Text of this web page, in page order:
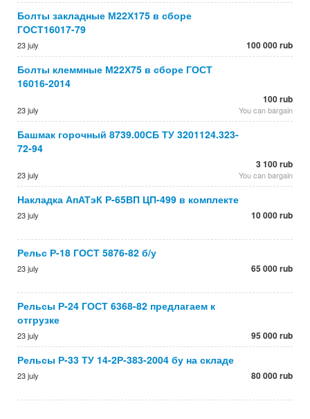
Болты закладные М22Х175 в сборе
ГОСТ16017-79
23 july 100 000 rub
Болты клеммные М22Х75 в сборе ГОСТ
16016-2014
23 july
100 rub
You can bargain
Башмак горочный 8739.00СБ ТУ 3201124.323-
72-94
23 july
3 100 rub
You can bargain
Накладка АпАТэК Р-65ВП ЦП-499 в комплекте
23 july 10 000 rub
Рельс Р-18 ГОСТ 5876-82 б/у
23 july 65 000 rub
Рельсы Р-24 ГОСТ 6368-82 предлагаем к
отгрузке
23 july 95 000 rub
Рельсы Р-33 ТУ 14-2Р-383-2004 бу на складе
23 july 80 000 rub